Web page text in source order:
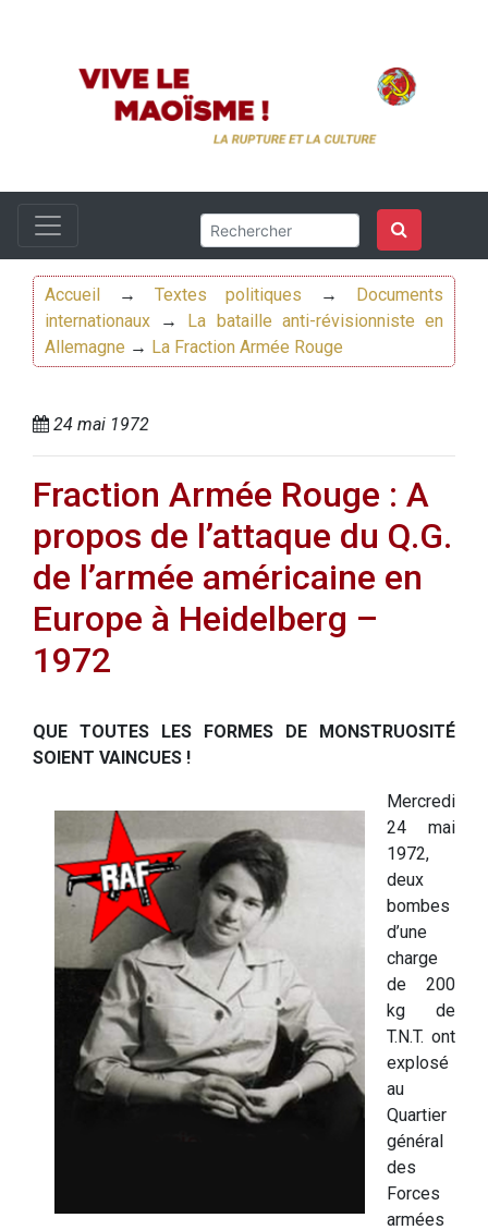
Accueil → Textes politiques →
Documents
internationaux →
La bataille anti-révisionniste en
Allemagne → La Fraction Armée Rouge
24 mai 1972
Fraction Armée Rouge : A
propos de l’attaque du Q.G.
de l’armée américaine en
Europe à Heidelberg –
1972
QUE TOUTES LES FORMES DE MONSTRUOSITÉ
SOIENT VAINCUES !
Mercredi
24 mai
1972,
deux
bombes
d’une
charge
de 200
kg de
T.N.T. ont
explosé
au
Quartier
général
des
Forces
armées